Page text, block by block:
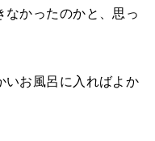
かったのかと、思っ
いお風呂に入ればよか